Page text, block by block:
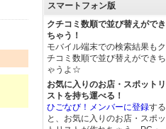
スマートフォン版
クチコミ数順で並び替えができ
ちゃう！
モバイル端末での検索結果もク
チコミ数順で並び替えができち
ゃうよ☆
お気に入りのお店・スポットリ
ストを持ち運べる！
ひごなび！メンバーに登録する
と、お気に入りのお店・スポッ